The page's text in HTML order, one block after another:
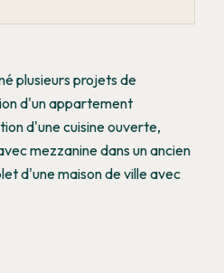
plusieurs projets de
d'un appartement
d'une cuisine ouverte,
mezzanine dans un ancien
d'une maison de ville avec